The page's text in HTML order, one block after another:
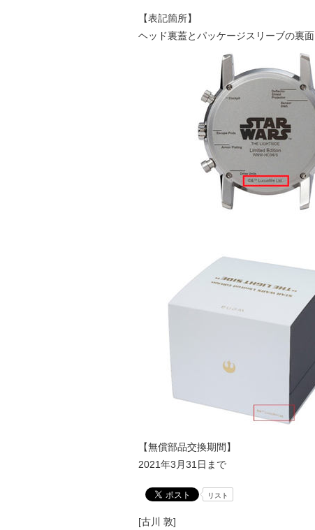
【表記箇所】
ヘッド裏蓋とパッケージスリーブの裏面
【無償部品交換期間】
2021年3月31日まで
リスト
[古川 敦]